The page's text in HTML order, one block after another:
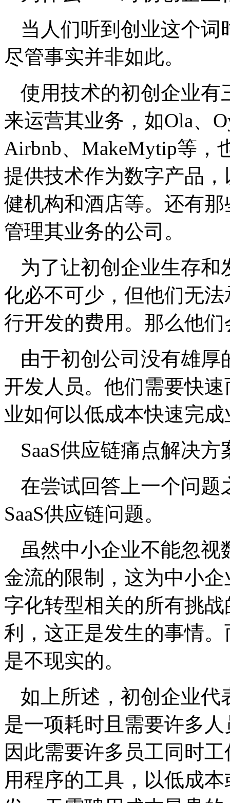
当人们听到创业这个
尽管事实并非如此。
使用技术的初创企业
来运营其业务，如Ola、
Airbnb、MakeMytip等，
提供技术作为数字产品
健机构和酒店等。还有
管理其业务的公司。
为了让初创企业生存
化必不可少，但他们无
行开发的费用。那么他们
由于初创公司没有雄厚
开发人员。他们需要快
业如何以低成本快速完成
SaaS供应链痛点解决方
在尝试回答上一个问题
SaaS供应链问题。
虽然中小企业不能忽
金流的限制，这为中小
字化转型相关的所有挑
利，这正是发生的事情
是不现实的。
如上所述，初创企业代
是一项耗时且需要许多
因此需要许多员工同时
用程序的工具，以低成